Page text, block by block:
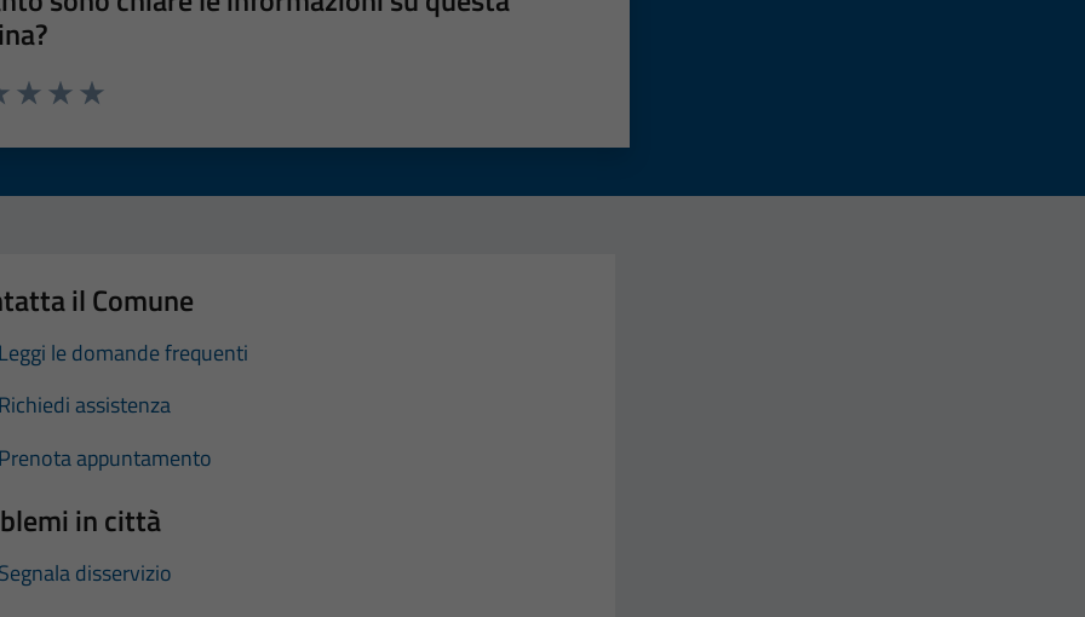
il Comune
le domande frequenti
assistenza
appuntamento
in città
disservizio